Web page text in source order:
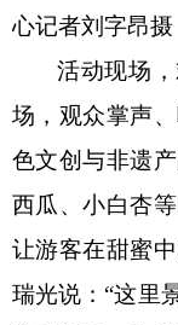
心记者刘字昂摄
活动现场
场，观众掌声
色文创与非遗
西瓜、小白杏
让游客在甜蜜
瑞光说： “这里